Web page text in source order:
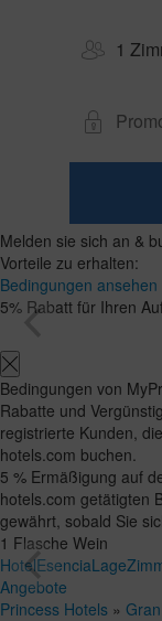
1
Zimmer
und
1​
Ab
12
Jahren
2
Kinder
Bis
zu
11
0
​Zimmer
hinzufügen
Melden sie sich an &
Vorteile zu erhalten:
Bedingungen ansehen
5% Rabatt für Ihren
Bedingungen von
Rabatte und
registrierte Kunden,
hotels.com buchen.
5 % Ermäßigung auf
hotels.com getätigten
gewährt, sobald Sie
1 Flasche Wein
HotelEsenciaLage
Angebote
Princess Hotels »